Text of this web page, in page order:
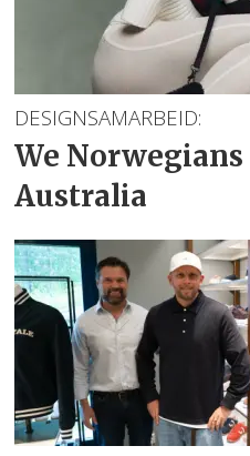
DESIGNSAMARBEID:
We Norwegians
Australia